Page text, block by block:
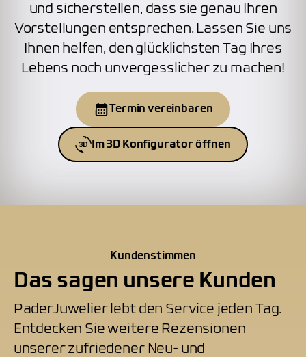
und sicherstellen, dass sie genau Ihren
Vorstellungen entsprechen. Lassen Sie uns
Ihnen helfen, den glücklichsten Tag Ihres
Lebens noch unvergesslicher zu machen!
Termin vereinbaren
Im 3D Konfigurator öffnen
Kundenstimmen
Das sagen unsere Kunden
PaderJuwelier lebt den Service jeden Tag.
Entdecken Sie weitere Rezensionen
unserer zufriedener Neu- und